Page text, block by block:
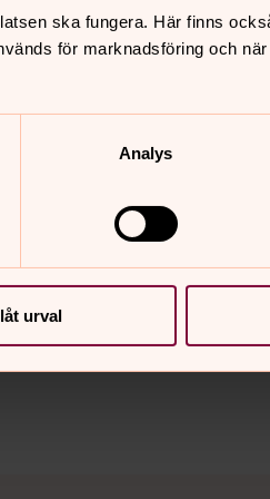
ska fungera. Här finns
för marknadsföring och
Analys
urval